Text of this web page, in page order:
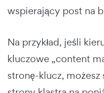
wspierający post na
Na przykład, jeśli
kluczowe „content
stronę-klucz,